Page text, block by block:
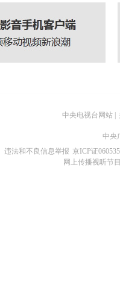
中央电视台网站
中央
违法和不良信息举报 京ICP证
网上传播视听节